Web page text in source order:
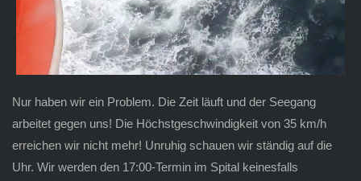
Nur haben wir ein Problem. Die Zeit läuft und der Seegang
arbeitet gegen uns! Die Höchstgeschwindigkeit von 35 km/h
erreichen wir nicht mehr! Unruhig schauen wir ständig auf die
Uhr. Wir werden den 17:00-Termin im Spital keinesfalls